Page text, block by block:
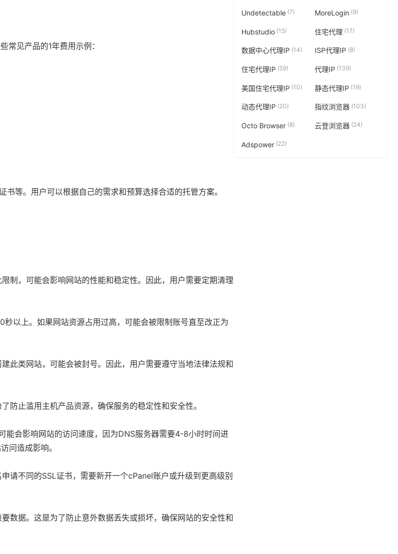
见产品的1年费用示例：
等。用户可以根据自己的需求和预算选择合适的托管方案。
，可能会影响网站的性能和稳定性。因此，用户需要定期清理
以上。如果网站资源占用过高，可能会被限制账号直至改正为
此类网站，可能会被封号。因此，用户需要遵守当地法律法规和
止滥用主机产品资源，确保服务的稳定性和安全性。
能会影响网站的访问速度，因为DNS服务器需要4-8小时时间进
问造成影响。
请不同的SSL证书，需要新开一个cPanel账户或升级到更高级别
数据。这是为了防止意外数据丢失或损坏，确保网站的安全性和
Undetectable (7) MoreLogin (9)
Hubstudio (15) 住宅代理 (17)
数据中心代理IP (14) ISP代理IP (8)
住宅代理IP (59) 代理IP (139)
美国住宅代理IP (10) 静态代理IP (19)
动态代理IP (20) 指纹浏览器(103)
Octo Browser (8) 云登浏览器(24)
Adspower (22)